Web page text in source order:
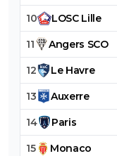
10 LOSC Lille
11 Angers SCO
12 Le Havre
13 Auxerre
14 Paris
15 Monaco